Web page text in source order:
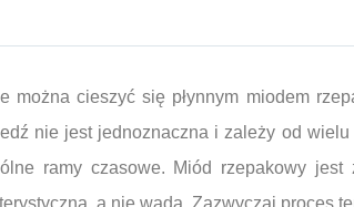
można cieszyć się płynnym miodem
nie jest jednoznaczna i zależy od wielu
ramy czasowe. Miód rzepakowy jest